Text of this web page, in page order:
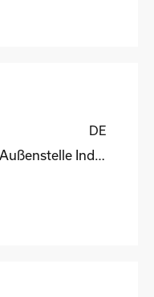
DE